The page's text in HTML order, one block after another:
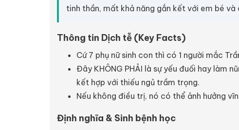
tinh thần, mất khả năng gắn kết với em bé và
Thông tin Dịch tễ (Key Facts)
Cứ 7 phụ nữ sinh con thì có 1 người mắc
Đây KHÔNG PHẢI là sự yếu đuối hay làm
kết hợp với thiếu ngủ trầm trọng.
Nếu không điều trị, nó có thể ảnh hưởng
Định nghĩa & Sinh bệnh học